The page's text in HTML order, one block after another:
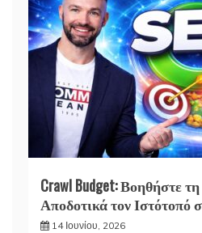
Crawl Budget: Βοηθήστε
Αποδοτικά τον Ιστότοπό
14 Ιουνίου, 2026